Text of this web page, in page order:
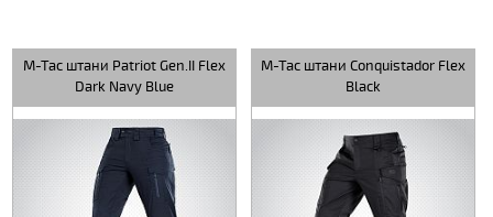
M-Tac штани Patriot Gen.II Flex
Dark Navy Blue
M-Tac штани Conquistador Flex
Black